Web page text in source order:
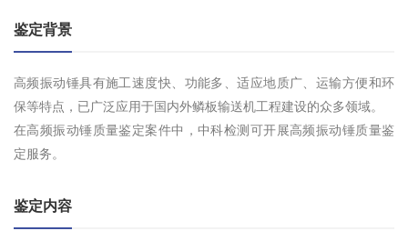
鉴定背景
高频振动锤具有施工速度快、功能多、适应地质广、运输方便和环
保等特点，已广泛应用于国内外鳞板输送机工程建设的众多领域。
在高频振动锤质量鉴定案件中，中科检测可开展高频振动锤质量鉴
定服务。
鉴定内容